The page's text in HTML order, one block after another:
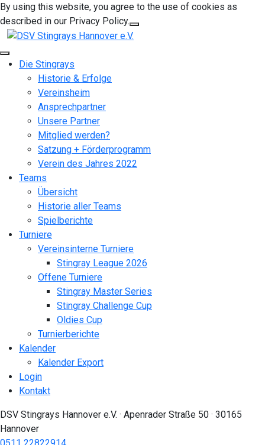
By using this website, you agree to the use of cookies as
described in our Privacy Policy.
Die Stingrays
Historie & Erfolge
Vereinsheim
Ansprechpartner
Unsere Partner
Mitglied werden?
Satzung + Förderprogramm
Verein des Jahres 2022
Teams
Übersicht
Historie aller Teams
Spielberichte
Turniere
Vereinsinterne Turniere
Stingray League 2026
Offene Turniere
Stingray Master Series
Stingray Challenge Cup
Oldies Cup
Turnierberichte
Kalender
Kalender Export
Login
Kontakt
DSV Stingrays Hannover e.V. · Apenrader Straße 50 · 30165
Hannover